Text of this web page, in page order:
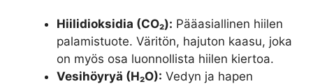
Hiilidioksidia (CO₂): Pääasiallinen hiilen
palamistuote. Väritön, hajuton kaasu, joka
on myös osa luonnollista hiilen kiertoa.
Vesihöyryä (H₂O): Vedyn ja hapen